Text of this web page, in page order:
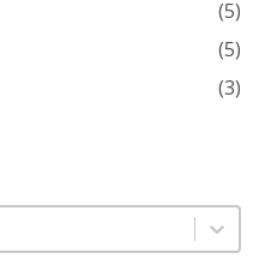
(5)
(5)
(3)